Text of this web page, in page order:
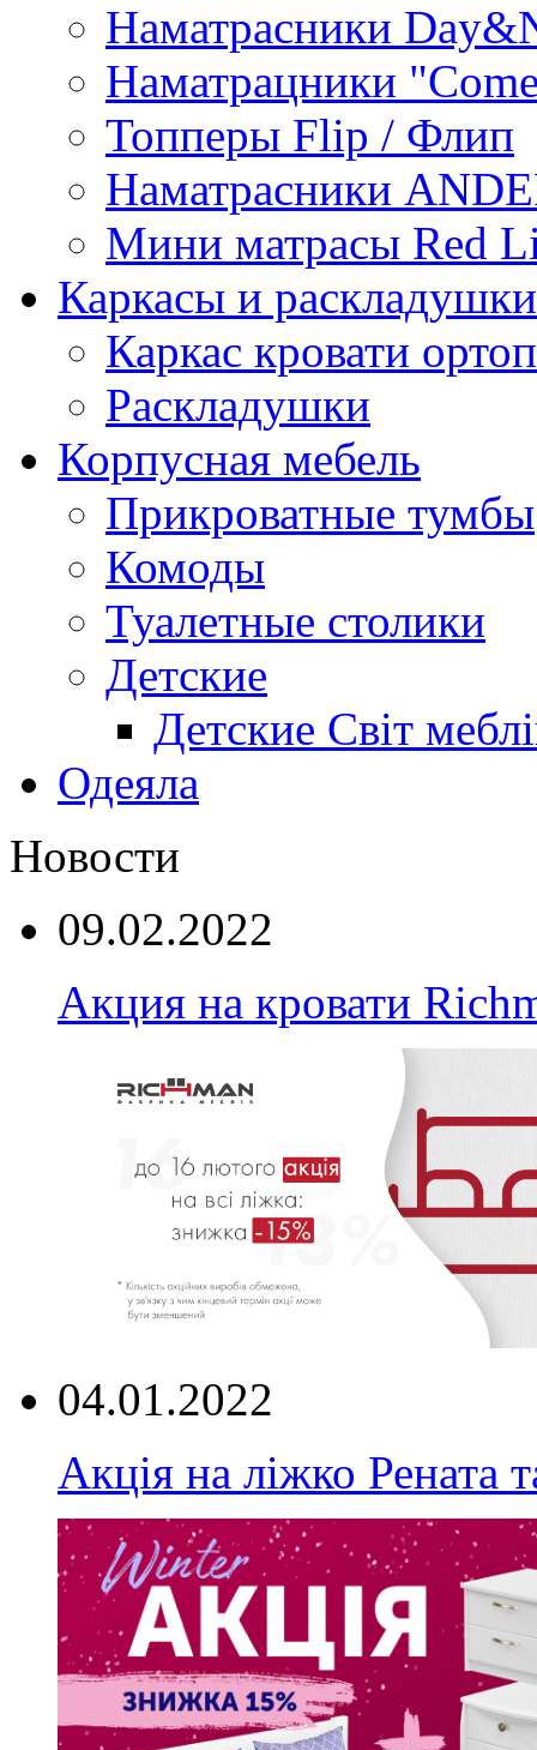
Наматрасники
Наматрацники
Топперы Flip / Флип
Наматрасники
Мини матрасы Red
Каркасы и раскладушки
Каркас кровати
Раскладушки
Корпусная мебель
Прикроватные тумбы
Комоды
Туалетные столики
Детские
Детские Світ
Одеяла
Новости
09.02.2022
Акция на кровати
04.01.2022
Акція на ліжко